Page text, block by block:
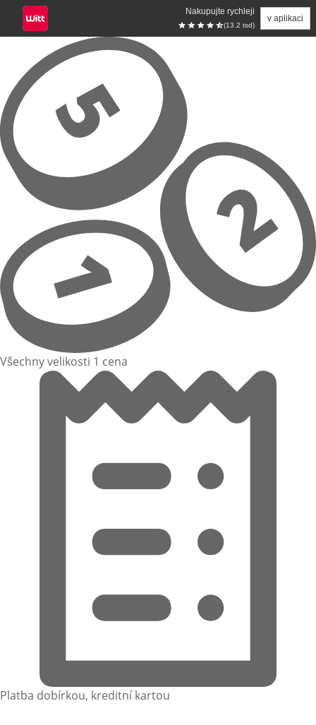
Nakupujte rychleji
(13.2 tsd)
v aplikaci
Přeskočit na hlavní obsah
Všechny velikosti 1 cena
Platba dobírkou, kreditní kartou